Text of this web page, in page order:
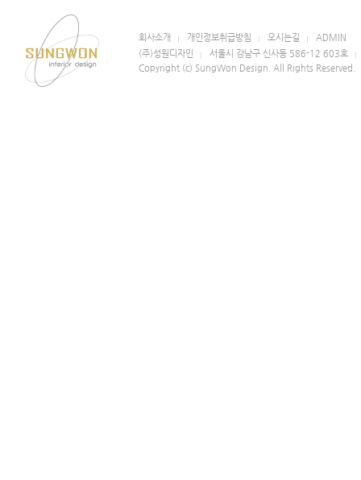
회사소개 개인정보취급방침 오시는길
ADMIN
(주)성원디자인
서울시 강남구 신사동 586-12 603호
Copyright (c) SungWon Design. All Rights Reserved.